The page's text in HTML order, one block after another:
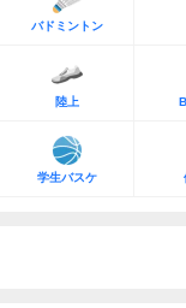
バドミントン
陸上
学生バスケ